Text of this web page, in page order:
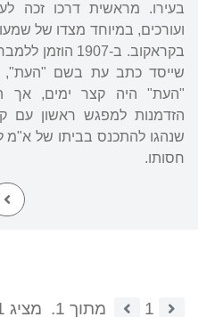
בעירו. מראשית דרכו זכה
ועורכים, במיוחד מצדו של
בקראקוב. ב-1907
שייסד כתב עת בשם "העת",
"העת" היה קצר ימים, אך
הזדמנות למפגש ראשון עם
שנהגו להתכנס בביתו של א"מ
חסותו.
1 מתוך 1. מציג 1 ערכים.